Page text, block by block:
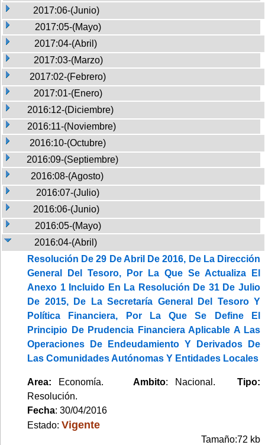
2017:06-(Junio)
2017:05-(Mayo)
2017:04-(Abril)
2017:03-(Marzo)
2017:02-(Febrero)
2017:01-(Enero)
2016:12-(Diciembre)
2016:11-(Noviembre)
2016:10-(Octubre)
2016:09-(Septiembre)
2016:08-(Agosto)
2016:07-(Julio)
2016:06-(Junio)
2016:05-(Mayo)
2016:04-(Abril)
Resolución De 29 De Abril De 2016, De La Dirección
General Del Tesoro, Por La Que Se Actualiza El
Anexo 1 Incluido En La Resolución De 31 De Julio
De 2015, De La Secretaría General Del Tesoro Y
Política Financiera, Por La Que Se Define El
Principio De Prudencia Financiera Aplicable A Las
Operaciones De Endeudamiento Y Derivados De
Las Comunidades Autónomas Y Entidades Locales
Area: Economía. Ambito: Nacional.Tipo:
Resolución.
Fecha: 30/04/2016
Estado: Vigente
Tamaño:72 kb